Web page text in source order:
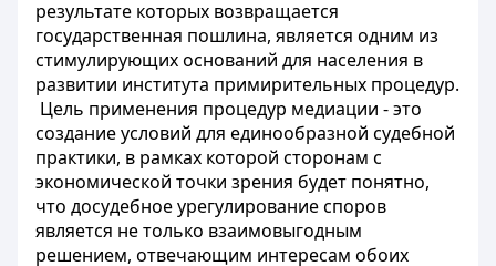
результате которых возвращается
государственная пошлина, является одним из
стимулирующих оснований для населения в
развитии института примирительных процедур.
Цель применения процедур медиации - это
создание условий для единообразной судебной
практики, в рамках которой сторонам с
экономической точки зрения будет понятно,
что досудебное урегулирование споров
является не только взаимовыгодным
решением, отвечающим интересам обоих